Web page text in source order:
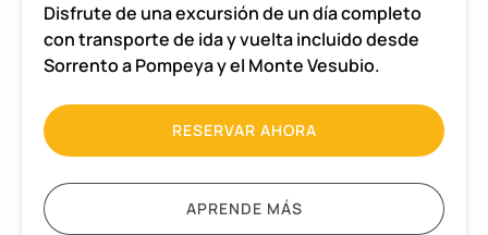
Disfrute de una excursión de un día completo
con transporte de ida y vuelta incluido desde
Sorrento a Pompeya y el Monte Vesubio.
RESERVAR AHORA
APRENDE MÁS